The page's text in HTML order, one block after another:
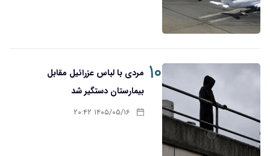
۱۰ مردی با لباس عزرائیل مقابل
بیمارستان دستگیر شد
۱۴۰۵/۰۵/۱۶ ۲۰:۴۲